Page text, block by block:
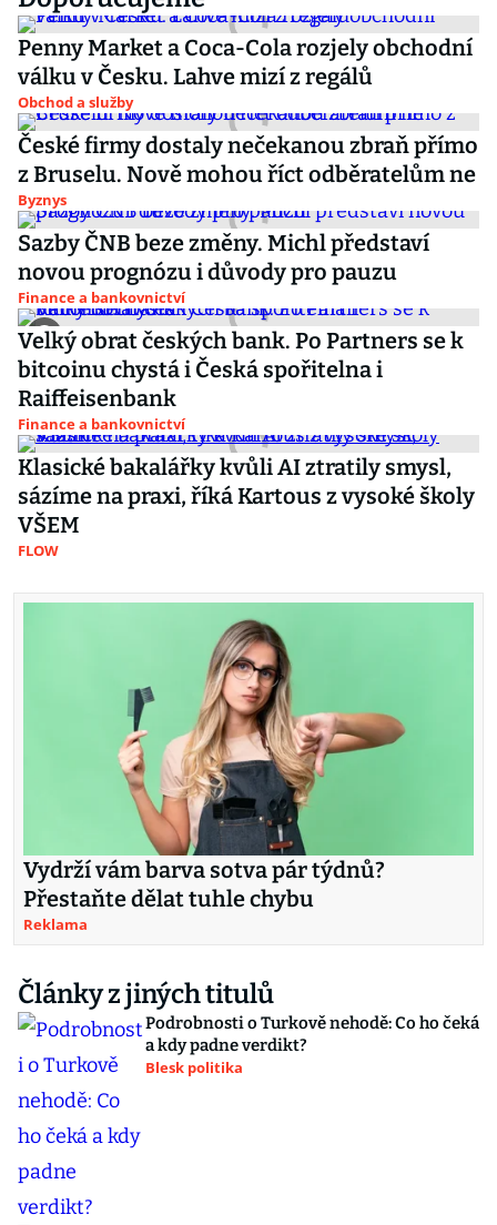
Penny Market a Coca-Cola rozjely obchodní
válku v Česku. Lahve mizí z regálů
Obchod a služby
České firmy dostaly nečekanou zbraň přímo
z Bruselu. Nově mohou říct odběratelům ne
Byznys
Sazby ČNB beze změny. Michl představí
novou prognózu i důvody pro pauzu
Finance a bankovnictví
Velký obrat českých bank. Po Partners se k
bitcoinu chystá i Česká spořitelna i
Raiffeisenbank
Finance a bankovnictví
Klasické bakalářky kvůli AI ztratily smysl,
sázíme na praxi, říká Kartous z vysoké školy
VŠEM
FLOW
Vydrží vám barva sotva pár týdnů?
Přestaňte dělat tuhle chybu
Reklama
Články z jiných titulů
Podrobnosti o Turkově nehodě: Co ho čeká
a kdy padne verdikt?
Blesk politika